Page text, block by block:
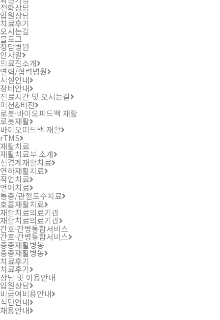
전화상담
입원상담
치료후기
오시는길
블로그
청담병원
인사말
의료진소개
연혁/협력병원
시설안내
장비안내
진료시간 및 오시는길
미션&비전
로봇·바이오피드백 재활
로봇재활
바이오피드백 재활
rTMS
재활치료
재활치료부 소개
신경계재활치료
연하재활치료
작업치료
언어치료
통증/관절도수치료
호흡재활치료
재활치료의료기관
재활치료의료기관
간호·간병통합서비스
간호·간병통합서비스
중증재활병동
중증재활병동
치료후기
치료후기
상담 및 이용안내
입원상담
비급여비용안내
식단안내
채용안내